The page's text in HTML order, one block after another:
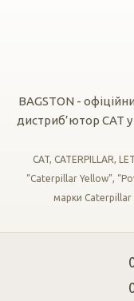
BAGSTON -
дистриб’ютор CAT
CAT, CATERPILLAR,
“Caterpillar Yellow”,
марки Caterpillar